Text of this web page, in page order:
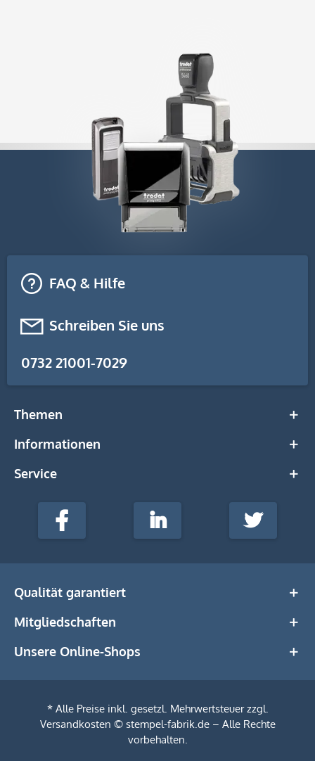
FAQ & Hilfe
Schreiben Sie uns
0732 21001-7029
Themen
Informationen
Service
stempel-
Media
Facebook LinkedIn Twitter
Qualität garantiert
Mitgliedschaften
Unsere Online-Shops
* Alle Preise inkl. gesetzl. Mehrwertsteuer zzgl.
Versandkosten © stempel-fabrik.de – Alle Rechte
vorbehalten.